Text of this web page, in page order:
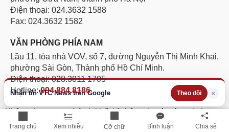
Trang chủ Xem nhiều Cỡ chữ Bình luận Chia sẻ
Nhận tin VTC News trên Google Theo dõi ×
Điện thoại: 024.3632 1588
Fax: 024.3632 1582
VĂN PHÒNG PHÍA NAM
Lầu 11, tòa nhà VOV, số 7, đường Nguyễn Thị Minh Khai,
phường Sài Gòn, Thành phố Hồ Chí Minh.
Điện thoại: 028.3811 1705
Hotline:094.884.8186
Không được sao chép lại bất kỳ thông tin nào từ website
này khi chưa có sự đồng ý bằng văn bản của Báo Điện tử